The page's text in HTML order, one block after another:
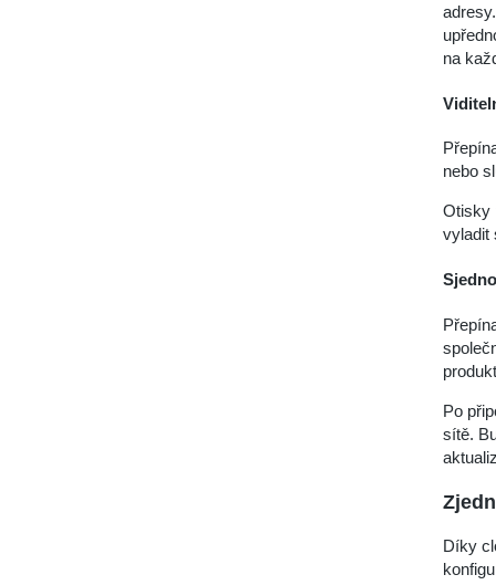
na
nebo
Otisky
vyladit
Po
sítě.
Díky